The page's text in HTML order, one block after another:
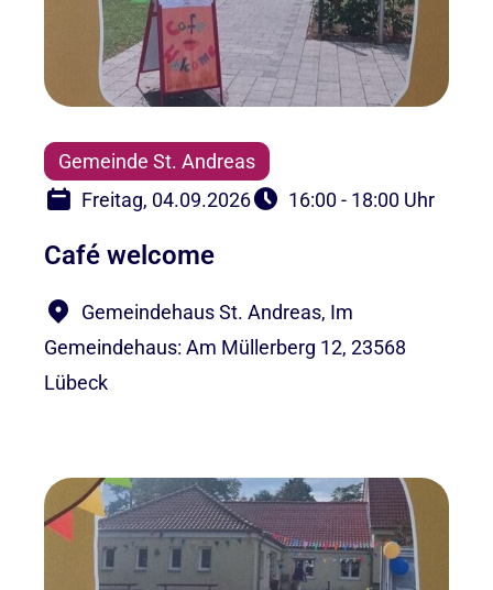
Gemeinde St. Andreas
Freitag, 04.09.2026
16:00 - 18:00 Uhr
Café welcome
Gemeindehaus St. Andreas, Im
Gemeindehaus: Am Müllerberg 12, 23568
Lübeck